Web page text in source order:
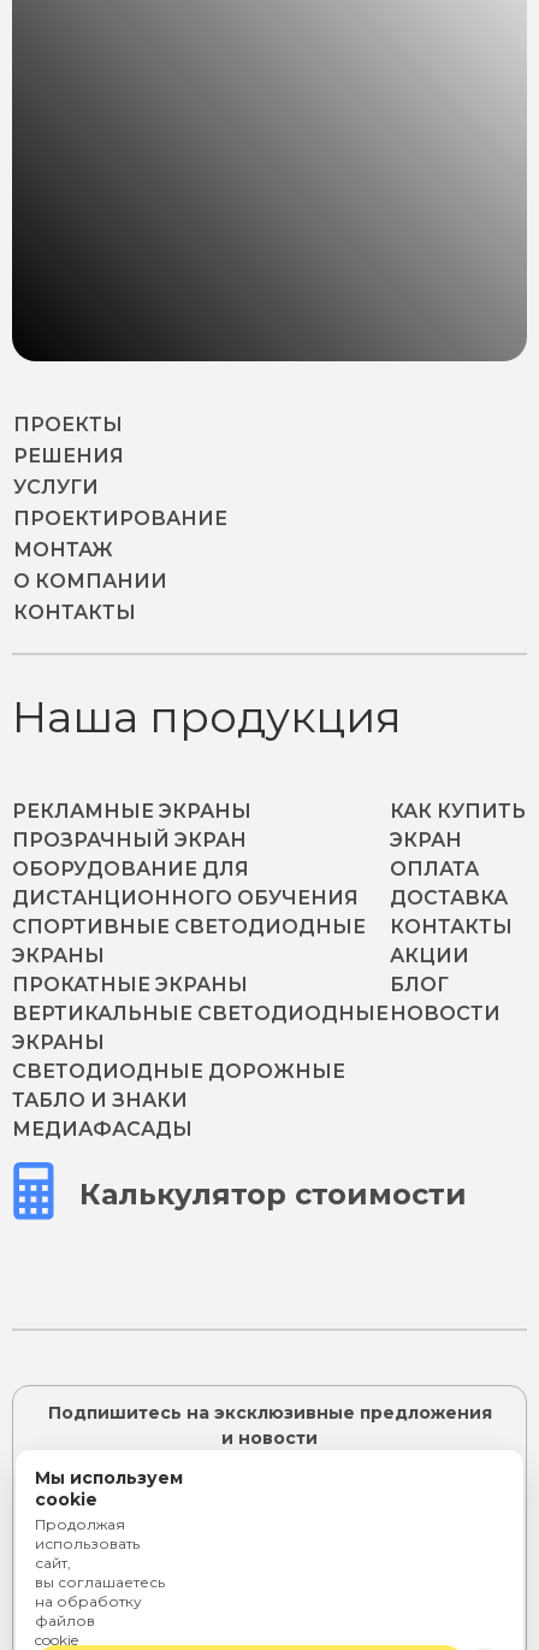
ПРОЕКТЫ
РЕШЕНИЯ
УСЛУГИ
ПРОЕКТИРОВАНИЕ
МОНТАЖ
О КОМПАНИИ
КОНТАКТЫ
Наша продукция
РЕКЛАМНЫЕ ЭКРАНЫ
ПРОЗРАЧНЫЙ ЭКРАН
ОБОРУДОВАНИЕ ДЛЯ
ДИСТАНЦИОННОГО ОБУЧЕНИЯ
СПОРТИВНЫЕ СВЕТОДИОДНЫЕ
ЭКРАНЫ
ПРОКАТНЫЕ ЭКРАНЫ
ВЕРТИКАЛЬНЫЕ СВЕТОДИОДНЫЕ
ЭКРАНЫ
СВЕТОДИОДНЫЕ ДОРОЖНЫЕ
ТАБЛО И ЗНАКИ
МЕДИАФАСАДЫ
КАК КУПИТЬ
ЭКРАН
ОПЛАТА
ДОСТАВКА
КОНТАКТЫ
АКЦИИ
БЛОГ
НОВОСТИ
Калькулятор стоимости
Подпишитесь на эксклюзивные предложения
и новости
Я согласен с
согласие наобработку персональных данных
Telegram
Rutube
ВКонтакте
Мы используем
cookie
Продолжая
использовать
сайт,
вы соглашаетесь
на обработку
файлов
cookie